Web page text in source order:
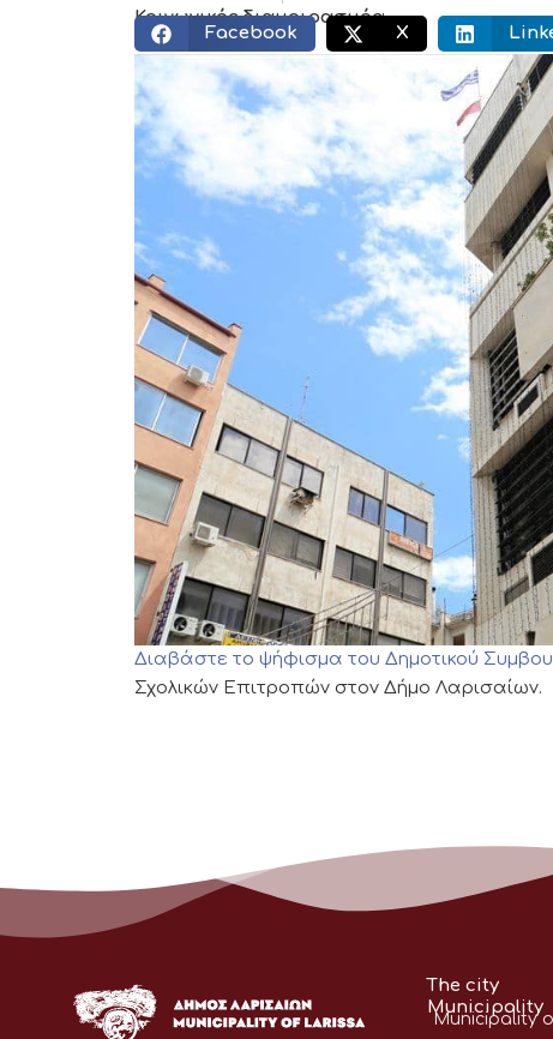
Κοινωνικός διαμοιρασμός:
Facebook X
Διαβάστε το ψήφισμα του Δημοτικού
Σχολικών Επιτροπών στον Δήμο Λαρισαίων.
The city
Municipality
Municipality